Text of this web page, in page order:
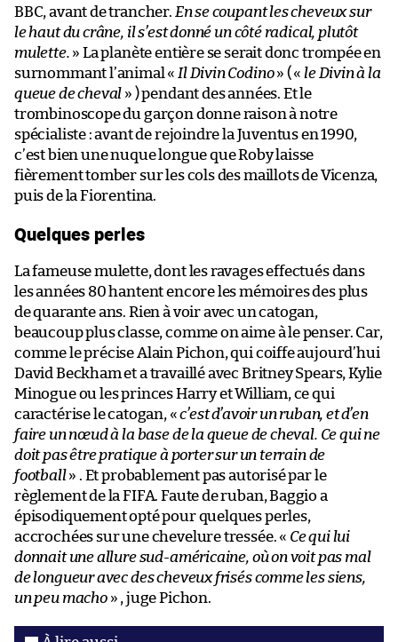
BBC, avant de trancher. En se coupant les cheveux sur
le haut du crâne, il s’est donné un côté radical, plutôt
mulette. » La planète entière se serait donc trompée en
surnommant l’animal « Il Divin Codino» ( « le Divin à la
queue de cheval » ) pendant des années. Et le
trombinoscope du garçon donne raison à notre
spécialiste : avant de rejoindre la Juventus en 1990,
c’est bien une nuque longue que Roby laisse
fièrement tomber sur les cols des maillots de Vicenza,
puis de la Fiorentina.
Quelques perles
La fameuse mulette, dont les ravages effectués dans
les années 80 hantent encore les mémoires des plus
de quarante ans. Rien à voir avec un catogan,
beaucoup plus classe, comme on aime à le penser. Car,
comme le précise Alain Pichon, qui coiffe aujourd’hui
David Beckham et a travaillé avec Britney Spears, Kylie
Minogue ou les princes Harry et William, ce qui
caractérise le catogan, «c’est d’avoir un ruban, et d’en
faire un nœud à la base de la queue de cheval. Ce qui ne
doit pas être pratique à porter sur un terrain de
football» . Et probablement pas autorisé par le
règlement de la FIFA. Faute de ruban, Baggio a
épisodiquement opté pour quelques perles,
accrochées sur une chevelure tressée. « Ce qui lui
donnait une allure sud-américaine, où on voit pas mal
de longueur avec des cheveux frisés comme les siens,
un peu macho» , juge Pichon.